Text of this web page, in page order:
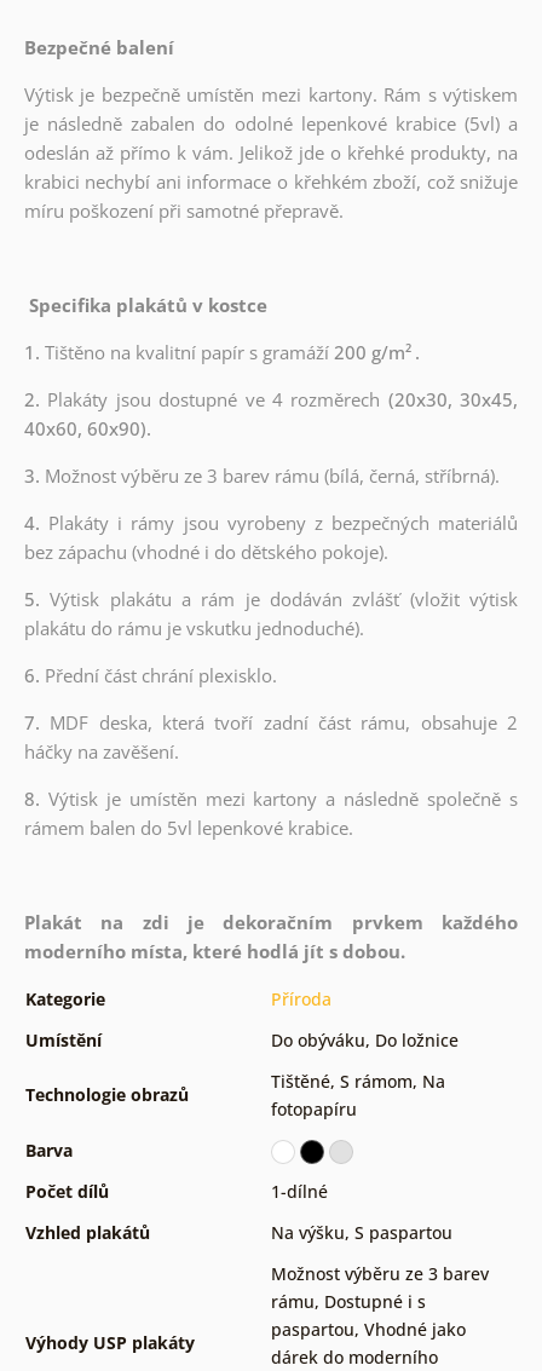
Bezpečné balení
Výtisk je bezpečně umístěn mezi kartony. Rám s výtiskem
je následně zabalen do odolné lepenkové krabice (5vl) a
odeslán až přímo k vám. Jelikož jde o křehké produkty, na
krabici nechybí ani informace o křehkém zboží, což snižuje
míru poškození při samotné přepravě.
Specifika plakátů v kostce
1. Tištěno na kvalitní papír s gramáží200 g/m² .
2. Plakáty jsou dostupné ve 4 rozměrech (20x30, 30x45,
40x60, 60x90).
3. Možnost výběru ze 3 barev rámu (bílá, černá, stříbrná).
4. Plakáty i rámy jsou vyrobeny z bezpečných materiálů
bez zápachu (vhodné i do dětského pokoje).
5.Výtisk plakátu a rám je dodáván zvlášť (vložit výtisk
plakátu do rámu je vskutku jednoduché).
6. Přední část chrání plexisklo.
7. MDF deska, která tvoří zadní část rámu, obsahuje 2
háčky na zavěšení.
8. Výtisk je umístěn mezi kartony a následně společně s
rámem balen do 5vl lepenkové krabice.
Plakát na zdi je dekoračním prvkem každého
moderního místa, které hodlá jít s dobou.
Kategorie
Příroda
Umístění
Do obýváku, Do ložnice
Technologie obrazů
Tištěné, S rámom, Na
fotopapíru
Barva
Počet dílů
1-dílné
Vzhled plakátů
Na výšku, S paspartou
Výhody USP plakáty
Možnost výběru ze 3 barev
rámu, Dostupné i s
paspartou, Vhodné jako
dárek do moderního